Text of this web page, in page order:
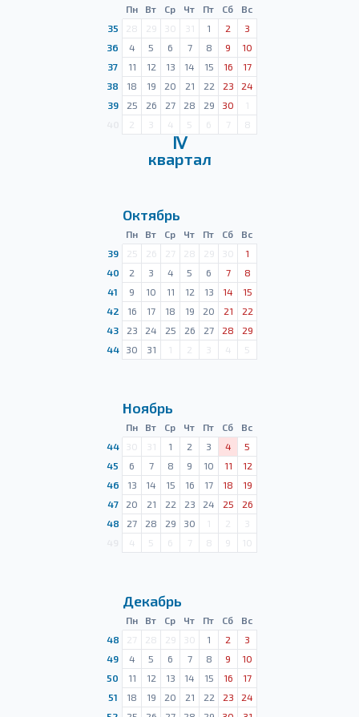
Пн Вт Ср Чт Пт Сб
Вс
35
28 29 30 31 1 2
3
36
4 5 6 7 8 9
10
37
11 12 13 14 15 16
17
38
18 19 20 21 22 23
24
39
25 26 27 28 29 30
1
2 3 4 5 6 7 8
Ⅳ
квартал
Октябрь
Пн Вт Ср Чт Пт Сб
Вс
39
25 26 27 28 29 30
1
40
2 3 4 5 6 7
8
41
9 10 11 12 13 14
15
42
16 17 18 19 20 21
22
43
23 24 25 26 27 28
29
44
30 31 1 2 3 4 5
Ноябрь
Пн Вт Ср Чт Пт Сб
Вс
44
30 31 1 2 3 4
5
45
6 7 8 9 10 11
12
46
13 14 15 16 17 18
19
47
20 21 22 23 24 25
26
48
27 28 29 30 1 2
3
4 5 6 7 8 9 10
Декабрь
Пн Вт Ср Чт Пт Сб
Вс
48
27 28 29 30 1 2
3
49
4 5 6 7 8 9
10
50
11 12 13 14 15 16
17
51
18 19 20 21 22 23
24